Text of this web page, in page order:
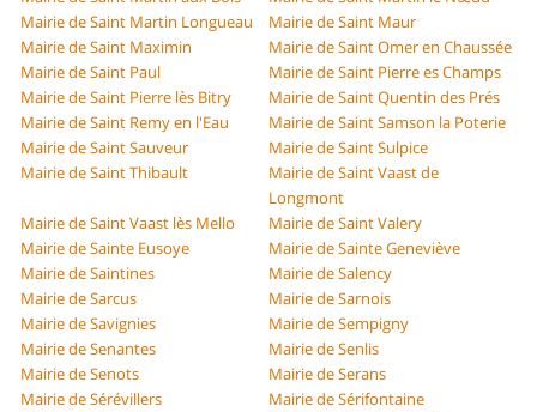
Mairie de Saint Martin Longueau
Mairie de Saint Maur
Mairie de Saint Maximin
Mairie de Saint Omer en Chaussée
Mairie de Saint Paul
Mairie de Saint Pierre es Champs
Mairie de Saint Pierre lès Bitry
Mairie de Saint Quentin des Prés
Mairie de Saint Remy en l'Eau
Mairie de Saint Samson la Poterie
Mairie de Saint Sauveur
Mairie de Saint Sulpice
Mairie de Saint Thibault
Mairie de Saint Vaast de
Longmont
Mairie de Saint Vaast lès Mello
Mairie de Saint Valery
Mairie de Sainte Eusoye
Mairie de Sainte Geneviève
Mairie de Saintines
Mairie de Salency
Mairie de Sarcus
Mairie de Sarnois
Mairie de Savignies
Mairie de Sempigny
Mairie de Senantes
Mairie de Senlis
Mairie de Senots
Mairie de Serans
Mairie de Sérévillers
Mairie de Sérifontaine